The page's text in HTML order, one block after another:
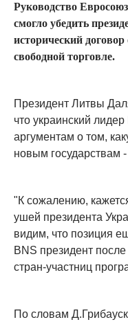
Руководство
смогло убедить
исторический
свободной торговле.
Президент Литвы
что украинский
аргументам о том,
новым государствам
"К сожалению,
ушей президента
видим, что позиция
BNS президент
стран-участниц
По словам